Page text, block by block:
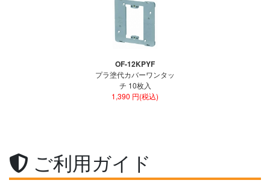
OF-12KPYF
プラ塗代カバーワンタッ
チ 10枚入
1,390 円(税込)
ご利用ガイド